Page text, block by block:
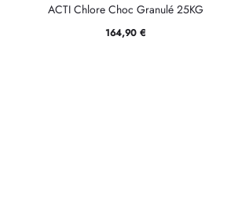
ACTI Chlore Choc Granulé 25KG
164,90€